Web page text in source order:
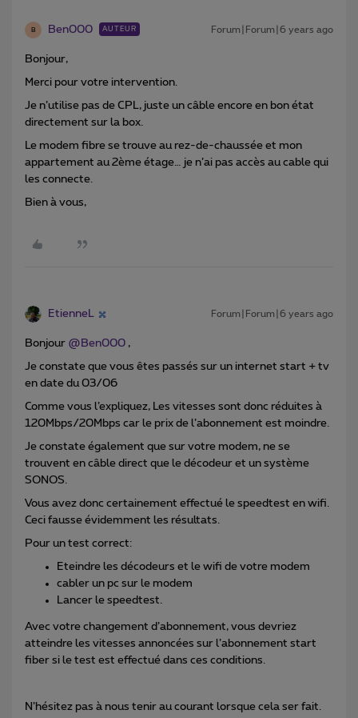
B Ben000 AUTEUR Forum|Forum|6 years ago
Bonjour,
Merci pour votre intervention.
Je n’utilise pas de CPL, juste un câble encore en bon état
directement sur la box.
Le modem fibre se trouve au rez-de-chaussée et mon
appartement au 2ème étage… je n’ai pas accès au cable qui
les connecte.
Bien à vous,
EtienneL Forum|Forum|6 years ago
Bonjour @Ben000 ,
Je constate que vous êtes passés sur un internet start + tv
en date du 03/06
Comme vous l’expliquez, Les vitesses sont donc réduites à
120Mbps/20Mbps car le prix de l’abonnement est moindre.
Je constate également que sur votre modem, ne se
trouvent en câble direct que le décodeur et un système
SONOS.
Vous avez donc certainement effectué le speedtest en wifi.
Ceci fausse évidemment les résultats.
Pour un test correct:
Eteindre les décodeurs et le wifi de votre modem
cabler un pc sur le modem
Lancer le speedtest.
Avec votre changement d’abonnement, vous devriez
atteindre les vitesses annoncées sur l’abonnement start
fiber si le test est effectué dans ces conditions.
N’hésitez pas à nous tenir au courant lorsque cela ser fait.